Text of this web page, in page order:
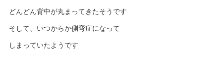
どんどん背中が丸まってきたそうです
そして、いつからか側弯症になって
しまっていたようです